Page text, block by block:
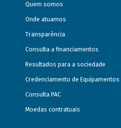
Quem somos
Onde atuamos
Transparência
Consulta a financiamentos
Resultados para a sociedade
Credenciamento de Equipamentos
Consulta PAC
Moedas contratuais